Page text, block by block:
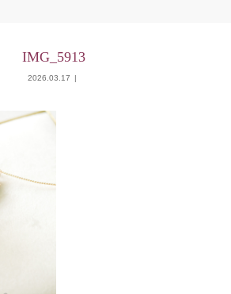
IMG_5913
2026.03.17